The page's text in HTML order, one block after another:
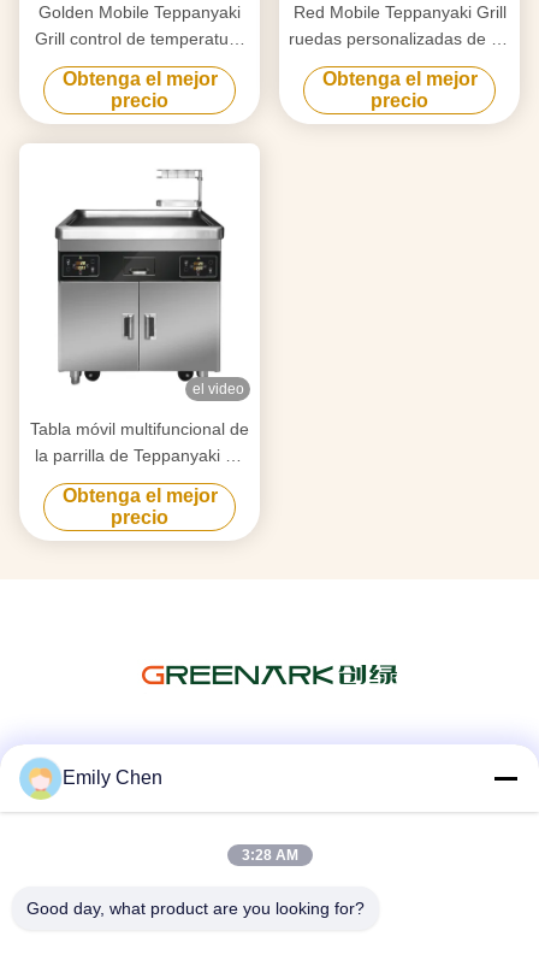
Golden Mobile Teppanyaki
Grill control de temperatura
inteligente y preciso libre
movimiento de la mesa de
calificación alimentaria
Hibachi Grill Table
Obtenga el mejor
precio
Red Mobile Teppanyaki Grill
ruedas personalizadas de 16
pulgadas Movimiento libre
de material de grado
alimenticio Hibachi Grill
Obtenga el mejor
precio
el video
Tabla móvil multifuncional de
la parrilla de Teppanyaki de
la cocina comercial con el
horno doble
Obtenga el mejor
precio
Emily Chen
3:28 AM
Good day, what product are you looking for?